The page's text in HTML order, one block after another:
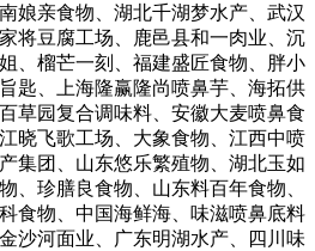
娘亲食物、湖北千湖梦水产、武汉
将豆腐工场、鹿邑县和一肉业、沉
、榴芒一刻、福建盛匠食物、胖小
匙、上海隆赢隆尚喷鼻芋、海拓供
草园复合调味料、安徽大麦喷鼻食
晓飞歌工场、大象食物、江西中喷
集团、山东悠乐繁殖物、湖北玉如
、珍膳良食物、山东料百年食物、
食物、中国海鲜海、味滋喷鼻底料
沙河面业、广东明湖水产、四川味